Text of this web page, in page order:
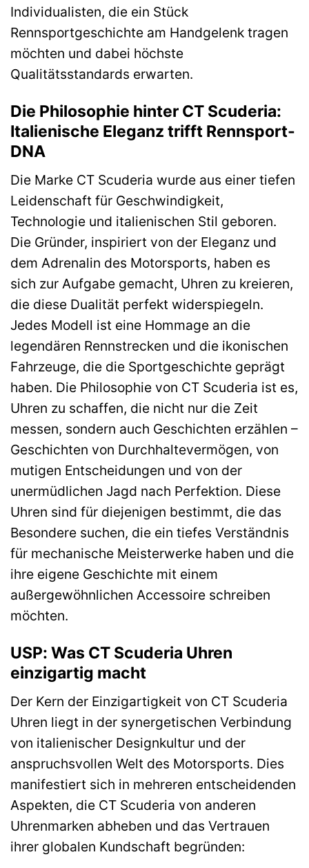
Individualisten, die ein Stück
Rennsportgeschichte am Handgelenk tragen
möchten und dabei höchste
Qualitätsstandards erwarten.
Die Philosophie hinter CT Scuderia:
Italienische Eleganz trifft Rennsport-
DNA
Die Marke CT Scuderia wurde aus einer tiefen
Leidenschaft für Geschwindigkeit,
Technologie und italienischen Stil geboren.
Die Gründer, inspiriert von der Eleganz und
dem Adrenalin des Motorsports, haben es
sich zur Aufgabe gemacht, Uhren zu kreieren,
die diese Dualität perfekt widerspiegeln.
Jedes Modell ist eine Hommage an die
legendären Rennstrecken und die ikonischen
Fahrzeuge, die die Sportgeschichte geprägt
haben. Die Philosophie von CT Scuderia ist es,
Uhren zu schaffen, die nicht nur die Zeit
messen, sondern auch Geschichten erzählen –
Geschichten von Durchhaltevermögen, von
mutigen Entscheidungen und von der
unermüdlichen Jagd nach Perfektion. Diese
Uhren sind für diejenigen bestimmt, die das
Besondere suchen, die ein tiefes Verständnis
für mechanische Meisterwerke haben und die
ihre eigene Geschichte mit einem
außergewöhnlichen Accessoire schreiben
möchten.
USP: Was CT Scuderia Uhren
einzigartig macht
Der Kern der Einzigartigkeit von CT Scuderia
Uhren liegt in der synergetischen Verbindung
von italienischer Designkultur und der
anspruchsvollen Welt des Motorsports. Dies
manifestiert sich in mehreren entscheidenden
Aspekten, die CT Scuderia von anderen
Uhrenmarken abheben und das Vertrauen
ihrer globalen Kundschaft begründen: